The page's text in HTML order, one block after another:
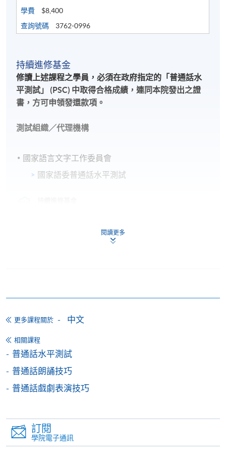
學費
$8,400
查詢號碼
3762-0996
持續進修基金
修讀上述課程之學員，必須在政府指定的「普通話水
平測試」 (PSC) 中取得合格成績，連同本院發出之證
書，方可申領發還款項。
測試組織／代理機構
國家語言文字工作委員會
國家語委普通話水平測試
本課程在資歴架構下獲得認可 (資歴架構第2級)
申請
申請表 下載申請表
網上報名服務
務，申請人可通過網上申請個別學歷頒授課程和報讀
大部份公開招生的課程(以先到先得形式報名的課程)。
申請人可在網上使用「繳費靈」(PPS) (不適用於手
閱讀更多
更多課程關於 中文
相關課程
普通話水平測試
普通話朗誦技巧
普通話戲劇表演技巧
訂閱
學院電子通訊